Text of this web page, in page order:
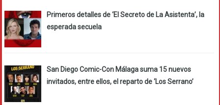
Primeros detalles de ‘El Secreto de La Asistenta’, la
esperada secuela
San Diego Comic-Con Málaga suma 15 nuevos
invitados, entre ellos, el reparto de ‘Los Serrano’